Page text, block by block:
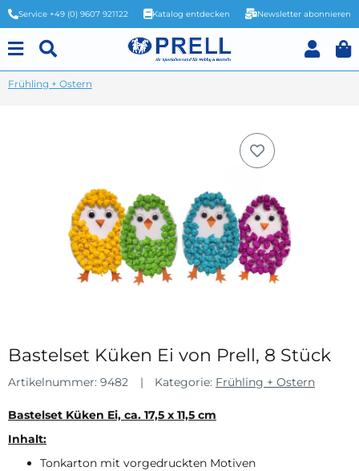
Service +49 (0) 9607 921122 Katalog entdecken Newsletter abonnieren
Frühling + Ostern
Bastelset Küken Ei von Prell, 8 Stück
Artikelnummer: 9482 Kategorie: Frühling + Ostern
Bastelset Küken Ei, ca. 17,5 x 11,5 cm
Inhalt:
Tonkarton mit vorgedruckten Motiven